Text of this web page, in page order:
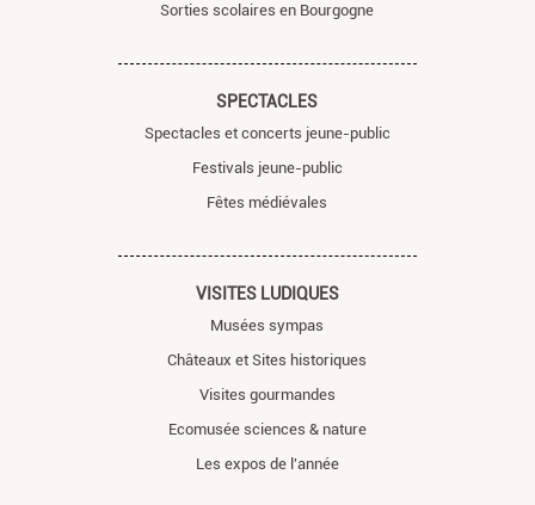
Sorties scolaires en Bourgogne
SPECTACLES
Spectacles et concerts jeune-public
Festivals jeune-public
Fêtes médiévales
VISITES LUDIQUES
Musées sympas
Châteaux et Sites historiques
Visites gourmandes
Ecomusée sciences & nature
Les expos de l'année